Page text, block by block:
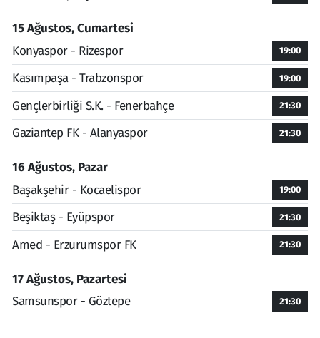
15 Ağustos, Cumartesi
Konyaspor - Rizespor
19:00
Kasımpaşa - Trabzonspor 19:00
Gençlerbirliği S.K. - Fenerbahçe 21:30
Gaziantep FK - Alanyaspor 21:30
16 Ağustos, Pazar
Başakşehir - Kocaelispor
19:00
Beşiktaş - Eyüpspor 21:30
Amed - Erzurumspor FK 21:30
17 Ağustos, Pazartesi
Samsunspor - Göztepe
21:30